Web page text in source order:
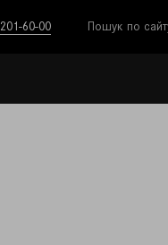
60-00 Пошук по